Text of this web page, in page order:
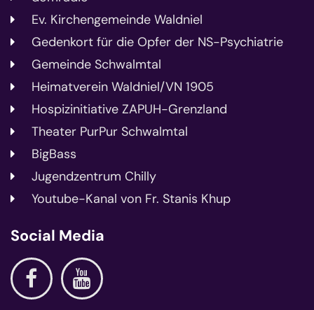
Ev. Kirchengemeinde Waldniel
Gedenkort für die Opfer der NS-Psychiatrie
Gemeinde Schwalmtal
Heimatverein Waldniel/VN 1905
Hospizinitiative ZAPUH-Grenzland
Theater PurPur Schwalmtal
BigBass
Jugendzentrum Chilly
Youtube-Kanal von Fr. Stanis Khup
Social Media